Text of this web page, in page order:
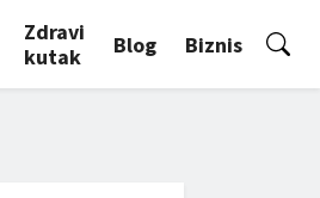
Zdravi
kutak
Blog Biznis